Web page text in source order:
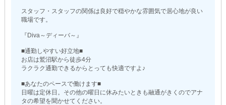
スタッフ・スタッフの関係は良好で穏やかな雰囲気で居心地が良い
職場です。
『Diva～ディーバ～』
■通勤しやすい好立地■
お店は鷲沼駅から徒歩4分
ラクラク通勤できるからとっても快適ですよ♪
■あなたのペースで働けます■
日曜は定休日。その他の曜日に休みたいときも融通がきくのでアナ
タの希望を聞かせてください。